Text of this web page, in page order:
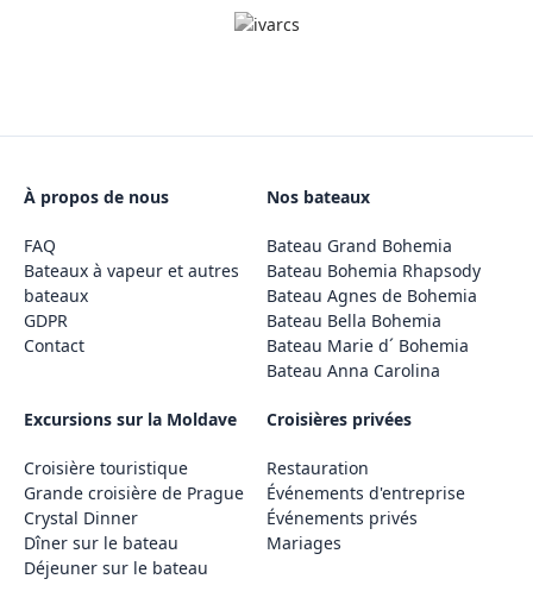
À propos de nous
FAQ
Bateaux à vapeur et autres
bateaux
GDPR
Contact
Nos bateaux
Bateau Grand Bohemia
Bateau Bohemia Rhapsody
Bateau Agnes de Bohemia
Bateau Bella Bohemia
Bateau Marie d´ Bohemia
Bateau Anna Carolina
Excursions sur la Moldave
Croisière touristique
Grande croisière de Prague
Crystal Dinner
Dîner sur le bateau
Déjeuner sur le bateau
Croisières privées
Restauration
Événements d'entreprise
Événements privés
Mariages